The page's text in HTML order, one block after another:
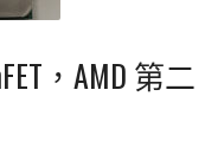
，AMD 第二